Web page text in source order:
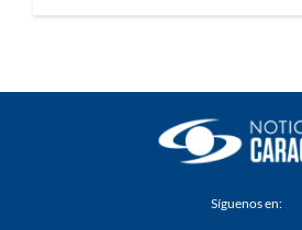
Síguenos en: